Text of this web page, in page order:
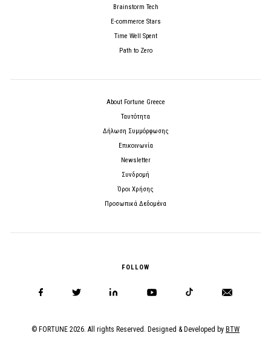
Brainstorm Tech
E-commerce Stars
Time Well Spent
Path to Zero
About Fortune Greece
Ταυτότητα
Δήλωση Συμμόρφωσης
Επικοινωνία
Newsletter
Συνδρομή
Όροι Χρήσης
Προσωπικά Δεδομένα
FOLLOW
© FORTUNE 2026. All rights Reserved. Designed & Developed by BTW